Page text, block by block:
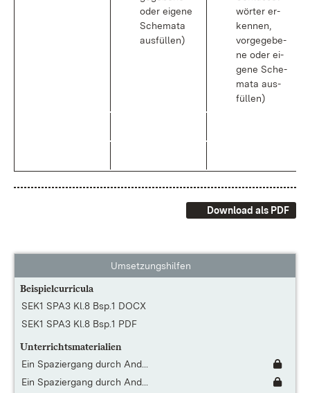
oder ei­ge­ne
Sche­ma­ta
aus­fül­len)
wör­ter er­
ken­nen,
vor­ge­ge­be­
ne oder ei­
ge­ne Sche­
ma­ta aus­
fül­len)
Download als PDF
Umsetzungshilfen
Beispielcurricula
SEK1 SPA3 Kl.8 Bsp.1 DOCX
SEK1 SPA3 Kl.8 Bsp.1 PDF
Unterrichtsmaterialien
Ein Spaziergang durch And...
Ein Spaziergang durch And...